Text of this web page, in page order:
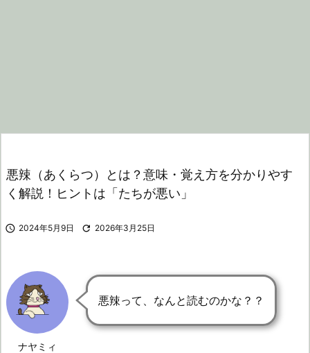
悪辣（あくらつ）とは？意味・覚え方を分かりやす
く解説！ヒントは「たちが悪い」
 2024年5月9日  2026年3月25日
ナヤミィ
悪辣って、なんと読むのかな？？